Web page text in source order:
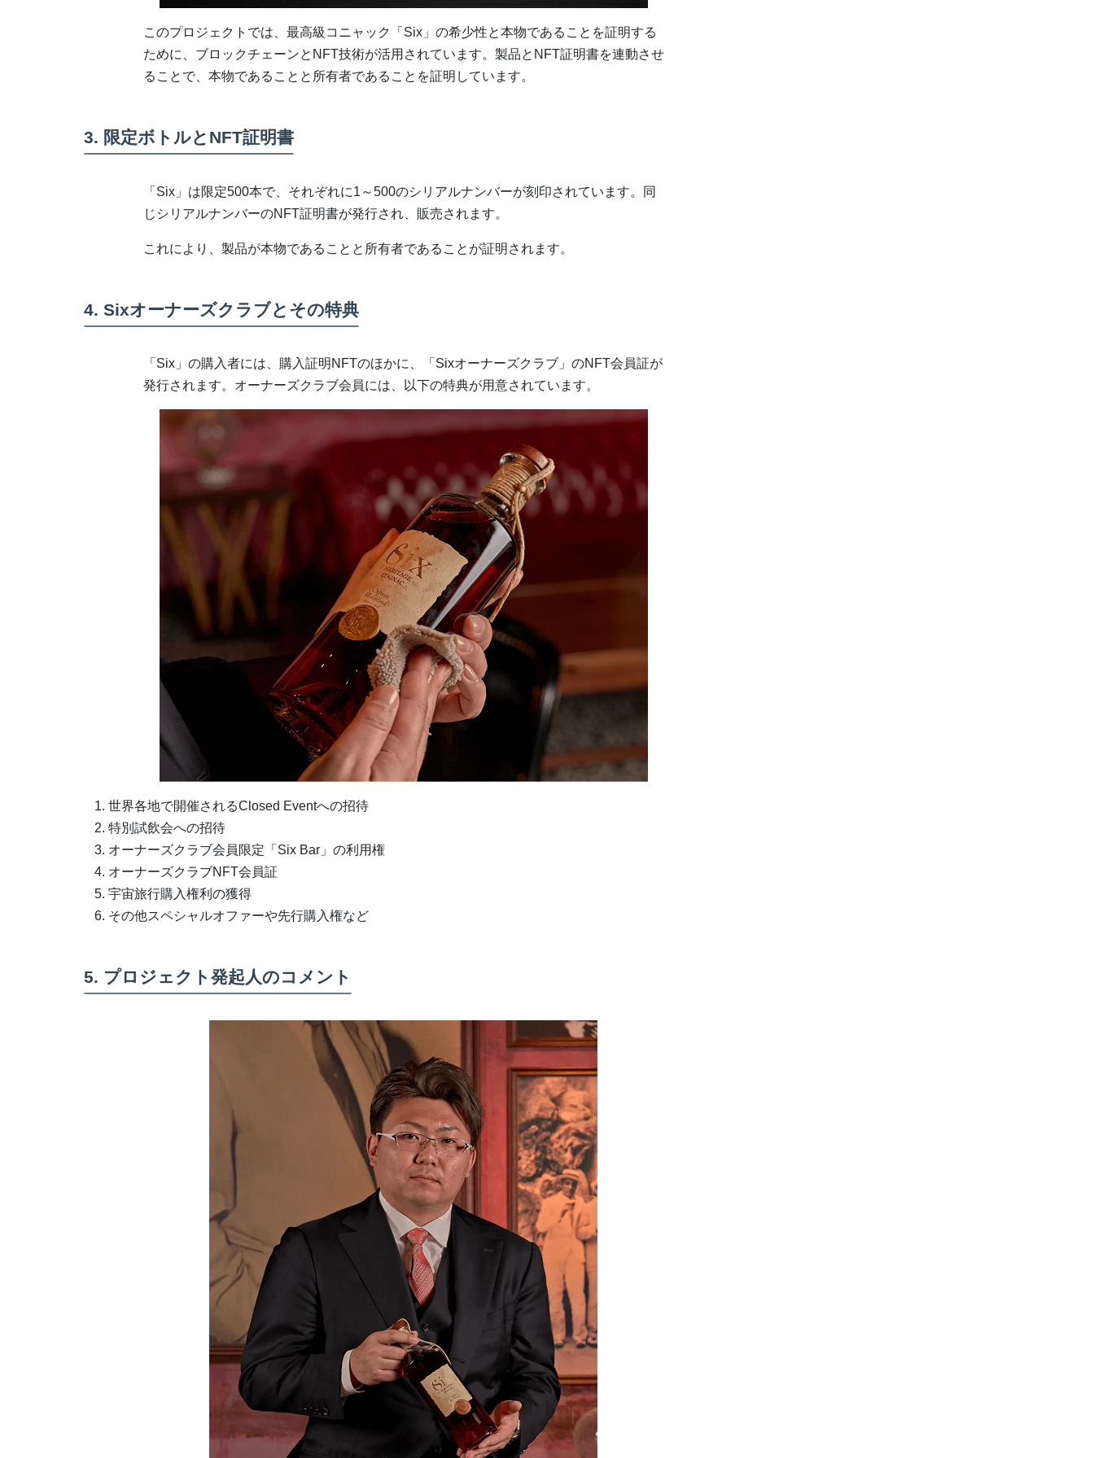
このプロジェクトでは、最高級コニャック「Six」の希少性と本物であることを証明する
ために、ブロックチェーンとNFT技術が活用されています。製品とNFT証明書を連動させ
ることで、本物であることと所有者であることを証明しています。
3. 限定ボトルとNFT証明書
「Six」は限定500本で、それぞれに1～500のシリアルナンバーが刻印されています。同
じシリアルナンバーのNFT証明書が発行され、販売されます。
これにより、製品が本物であることと所有者であることが証明されます。
4. Sixオーナーズクラブとその特典
「Six」の購入者には、購入証明NFTのほかに、「Sixオーナーズクラブ」のNFT会員証が
発行されます。オーナーズクラブ会員には、以下の特典が用意されています。
世界各地で開催されるClosed Eventへの招待
特別試飲会への招待
オーナーズクラブ会員限定「Six Bar」の利用権
オーナーズクラブNFT会員証
宇宙旅行購入権利の獲得
その他スペシャルオファーや先行購入権など
5. プロジェクト発起人のコメント